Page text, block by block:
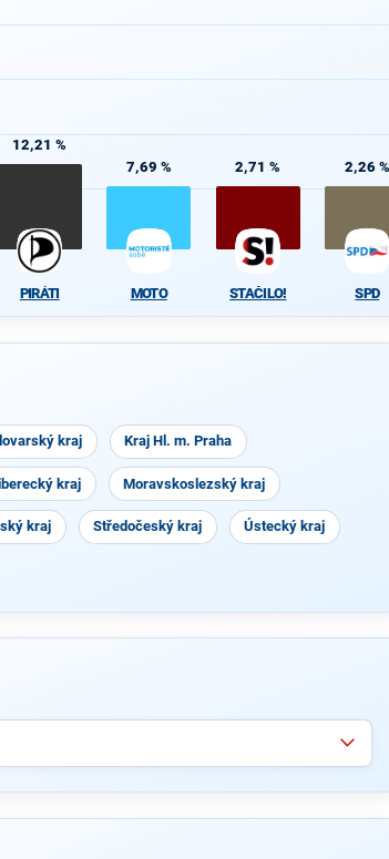
12,21 %
PIRÁTI
7,69 %
MOTO
2,71 %
STAČILO!
2,26 %
SPD
kraj Kraj Hl. m. Praha
kraj Moravskoslezský kraj
kraj Středočeský kraj Ústecký kraj